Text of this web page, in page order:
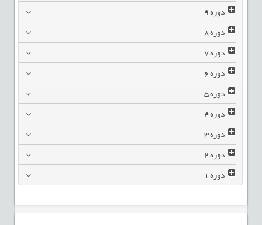
دوره9
دوره8
دوره7
دوره6
دوره5
دوره4
دوره3
دوره2
دوره1